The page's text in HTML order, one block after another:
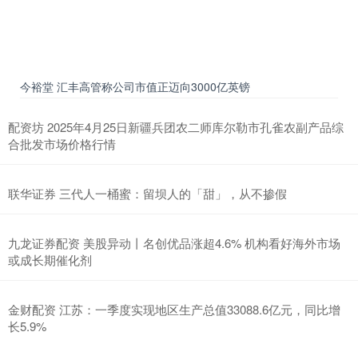
今裕堂 汇丰高管称公司市值正迈向3000亿英镑
配资坊 2025年4月25日新疆兵团农二师库尔勒市孔雀农副产品综
合批发市场价格行情
联华证券 三代人一桶蜜：留坝人的「甜」，从不掺假
九龙证券配资 美股异动丨名创优品涨超4.6% 机构看好海外市场
或成长期催化剂
金财配资 江苏：一季度实现地区生产总值33088.6亿元，同比增
长5.9%